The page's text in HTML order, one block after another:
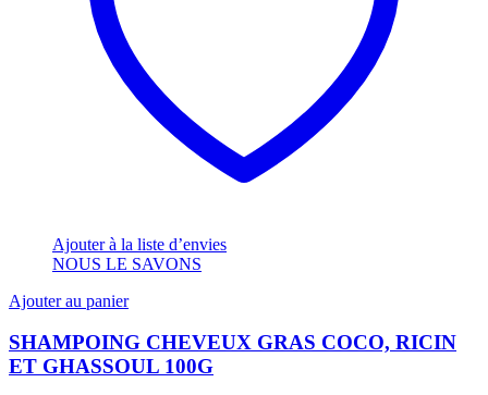
Ajouter à la liste d’envies
NOUS LE SAVONS
Ajouter au panier
SHAMPOING CHEVEUX GRAS COCO, RICIN
ET GHASSOUL 100G